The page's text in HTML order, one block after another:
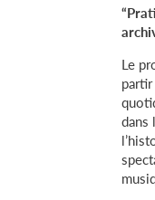
Le
dans